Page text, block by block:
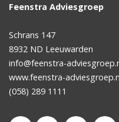
Feenstra Adviesgroep
Schrans 147
8932 ND Leeuwarden
info@feenstra-
www.feenstra-
(058) 289 1111